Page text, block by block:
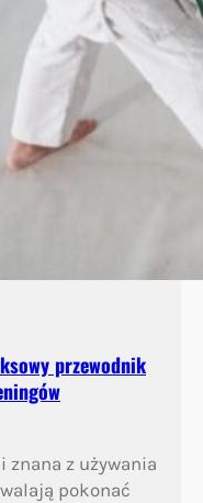
przewodnik
z używania
pokonać